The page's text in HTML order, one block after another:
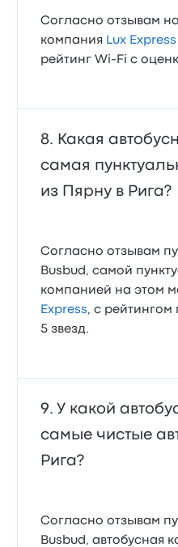
Согласно отзывам
компания Lux Express
рейтинг Wi‑Fi с
Какая
самая
из Пярну в Рига?
Согласно отзывам
Busbud, самой
компанией на этом
Express, с рейтингом
5 звезд.
У какой
самые чистые
Рига?
Согласно отзывам
Busbud, автобусная